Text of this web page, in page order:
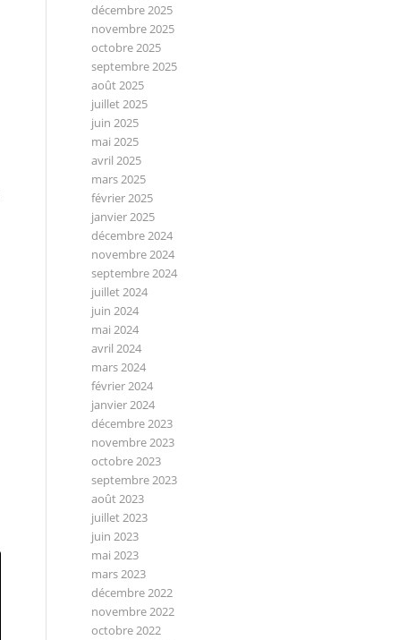
décembre 2025
novembre 2025
octobre 2025
septembre 2025
août 2025
juillet 2025
juin 2025
mai 2025
avril 2025
mars 2025
février 2025
janvier 2025
décembre 2024
novembre 2024
septembre 2024
juillet 2024
juin 2024
mai 2024
avril 2024
mars 2024
février 2024
janvier 2024
décembre 2023
novembre 2023
octobre 2023
septembre 2023
août 2023
juillet 2023
juin 2023
mai 2023
mars 2023
décembre 2022
novembre 2022
octobre 2022